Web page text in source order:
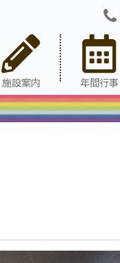
施設案内 年間行事